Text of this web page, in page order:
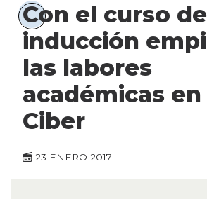
Con el curso de
inducción
las labores
académicas en
Ciber
23 ENERO 2017